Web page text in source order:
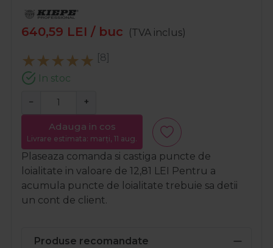
640,59 LEI / buc (TVA inclus)
[8]
In stoc
− +
Adauga in cos
Livrare estimata: marți, 11 aug.
Plaseaza comanda si castiga puncte de
loialitate in valoare de 12,81 LEI Pentru a
acumula puncte de loialitate trebuie sa detii
un cont de client.
Produse recomandate